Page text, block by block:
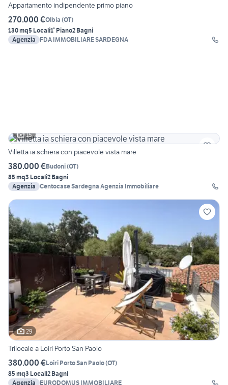
Appartamento indipendente primo piano
270.000 €Olbia (OT)
130 mq5 Locali1° Piano2 Bagni
Agenzia
FDA IMMOBILIARE SARDEGNA
15
Villetta ia schiera con piacevole vista mare
380.000 €Budoni(OT)
85 mq3 Locali2 Bagni
Agenzia Centocase Sardegna Agenzia Immobiliare
29
Trilocale a Loiri Porto San Paolo
380.000 €Loiri Porto San Paolo(OT)
85 mq3 Locali2 Bagni
Agenzia
EURODOMUS IMMOBILIARE